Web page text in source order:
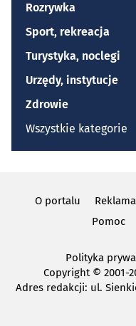
Rozrywka
Sport, rekreacja
Turystyka, noclegi
Urzędy, instytucje
Zdrowie
Wszystkie kategorie
O portalu Reklama
Pomoc
Polityka
Copyright© 2001-
Adres redakcji: ul.